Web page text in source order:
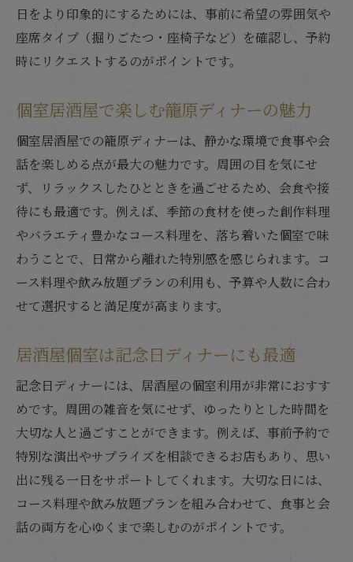
日をより印象的にするためには、事前に希望の雰囲気や
座席タイプ（掘りごたつ・座椅子など）を確認し、予約
時にリクエストするのがポイントです。
個室居酒屋で楽しむ籠原ディナーの魅力
個室居酒屋での籠原ディナーは、静かな環境で食事や会
話を楽しめる点が最大の魅力です。周囲の目を気にせ
ず、リラックスしたひとときを過ごせるため、会食や接
待にも最適です。例えば、季節の食材を使った創作料理
やバラエティ豊かなコース料理を、落ち着いた個室で味
わうことで、日常から離れた特別感を感じられます。コ
ース料理や飲み放題プランの利用も、予算や人数に合わ
せて選択すると満足度が高まります。
居酒屋個室は記念日ディナーにも最適
記念日ディナーには、居酒屋の個室利用が非常におすす
めです。周囲の雑音を気にせず、ゆったりとした時間を
大切な人と過ごすことができます。例えば、事前予約で
特別な演出やサプライズを相談できるお店もあり、思い
出に残る一日をサポートしてくれます。大切な日には、
コース料理や飲み放題プランを組み合わせて、食事と会
話の両方を心ゆくまで楽しむのがポイントです。